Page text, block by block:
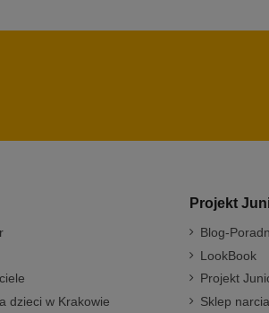
dzieci w Krakowie
Projekt
Blog-
LookBook
Projekt
Sklep